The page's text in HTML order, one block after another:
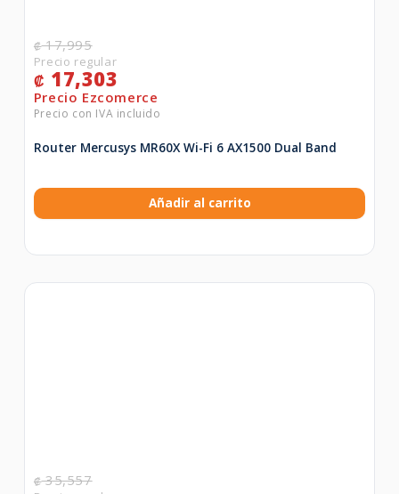
₡17,995
₡ 17,303
Router Mercusys MR60X Wi-Fi 6 AX1500 Dual Band
Añadir al carrito
₡35,557